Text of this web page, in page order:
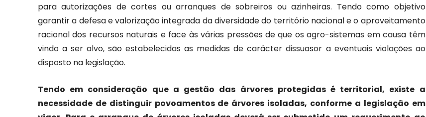
para autorizações de cortes ou arranques de sobreiros ou azinheiras. Tendo como objetivo
garantir a defesa e valorização integrada da diversidade do território nacional e o aproveitamento
racional dos recursos naturais e face às várias pressões de que os agro-sistemas em causa têm
vindo a ser alvo, são estabelecidas as medidas de carácter dissuasor a eventuais violações ao
disposto na legislação.
Tendo em consideração que a gestão das árvores protegidas é territorial, existe a
necessidade de distinguir povoamentos de árvores isoladas, conforme a legislação em